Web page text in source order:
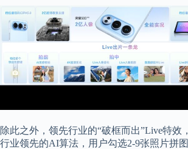
除此之外，领先行业的“破框而出”Live特效
行业领先的AI算法，用户勾选2-9张照片拼